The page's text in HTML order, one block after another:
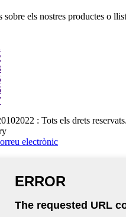
sobre els nostres productes o
: Tots els drets reservats.
electrònic